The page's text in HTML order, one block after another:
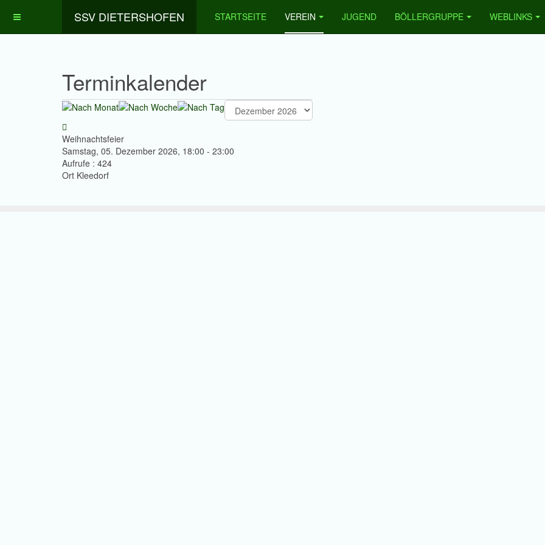
SSV DIETERSHOFEN STARTSEITE VEREIN JUGEND BÖLLERGRUPPE WEBLINKS
Terminkalender
Weihnachtsfeier
Samstag, 05. Dezember 2026, 18:00 - 23:00
Aufrufe : 424
Ort Kleedorf